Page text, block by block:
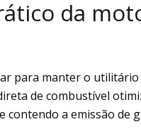
da
para manter o
de combustível
a emissão de